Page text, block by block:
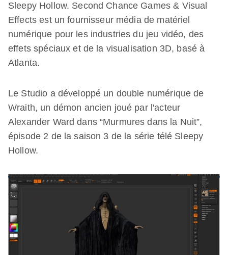
Sleepy Hollow. Second Chance Games & Visual
Effects est un fournisseur média de matériel
numérique pour les industries du jeu vidéo, des
effets spéciaux et de la visualisation 3D, basé à
Atlanta.
Le Studio a développé un double numérique de
Wraith, un démon ancien joué par l'acteur
Alexander Ward dans “Murmures dans la Nuit”,
épisode 2 de la saison 3 de la série télé Sleepy
Hollow.